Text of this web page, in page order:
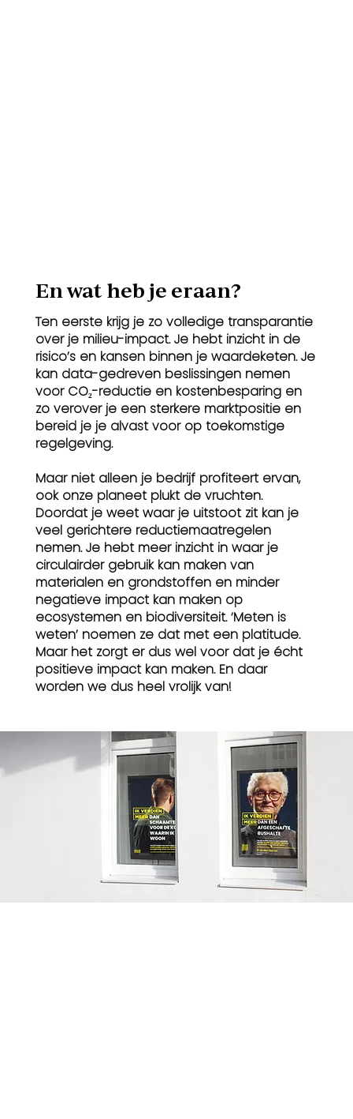
En wat heb je eraan?
Ten eerste krijg je zo volledige transparantie
over je milieu-impact. Je hebt inzicht in de
risico’s en kansen binnen je waardeketen. Je
kan data-gedreven beslissingen nemen
voor CO₂-reductie en kostenbesparing en
zo verover je een sterkere marktpositie en
bereid je je alvast voor op toekomstige
regelgeving.
Maar niet alleen je bedrijf profiteert ervan,
ook onze planeet plukt de vruchten.
Doordat je weet waar je uitstoot zit kan je
veel gerichtere reductiemaatregelen
nemen. Je hebt meer inzicht in waar je
circulairder gebruik kan maken van
materialen en grondstoffen en minder
negatieve impact kan maken op
ecosystemen en biodiversiteit. ‘Meten is
weten’ noemen ze dat met een platitude.
Maar het zorgt er dus wel voor dat je écht
positieve impact kan maken. En daar
worden we dus heel vrolijk van!